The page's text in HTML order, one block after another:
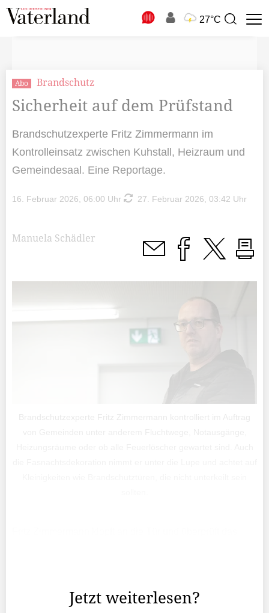
27°C
Suchbegriff
Abo Brandschutz
Sicherheit auf dem Prüfstand
Brandschutzexperte Fritz Zimmermann im
Kontrolleinsatz zwischen Kuhstall, Heizraum und
Gemeindesaal. Eine Reportage.
16. Februar 2026, 06:00 Uhr 27. Februar 2026, 03:42 Uhr
Manuela Schädler
Jetzt weiterlesen?